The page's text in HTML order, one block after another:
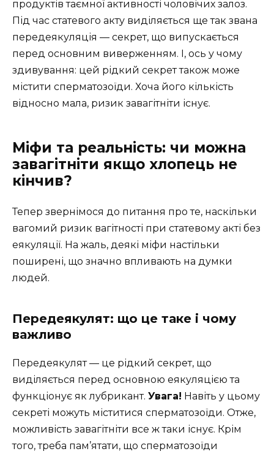
продуктів таємної активності чоловічих залоз.
Під час статевого акту виділяється ще так звана
передеякуляція — секрет, що випускається
перед основним виверженням. І, ось у чому
здивування: цей рідкий секрет також може
містити сперматозоїди. Хоча його кількість
відносно мала, ризик завагітніти існує.
Міфи та реальність: чи можна
завагітніти якщо хлопець не
кінчив?
Тепер звернімося до питання про те, наскільки
вагомий ризик вагітності при статевому акті без
еякуляції. На жаль, деякі міфи настільки
поширені, що значно впливають на думки
людей.
Передеякулят: що це таке і чому
важливо
Передеякулят — це рідкий секрет, що
виділяється перед основною еякуляцією та
функціонує як лубрикант. Увага! Навіть у цьому
секреті можуть міститися сперматозоїди. Отже,
можливість завагітніти все ж таки існує. Крім
того, треба пам’ятати, що сперматозоїди